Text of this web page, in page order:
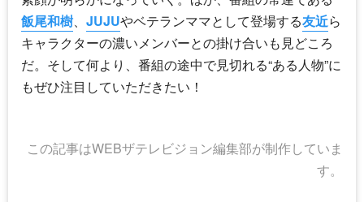
飯尾和樹、 JUJUやベテランママとして登場する友近ら
キャラクターの濃いメンバーとの掛け合いも見どころ
だ。そして何より、番組の途中で見切れる“ある人物”に
もぜひ注目していただきたい！
この記事はWEBザテレビジョン編集部が制作していま
す。